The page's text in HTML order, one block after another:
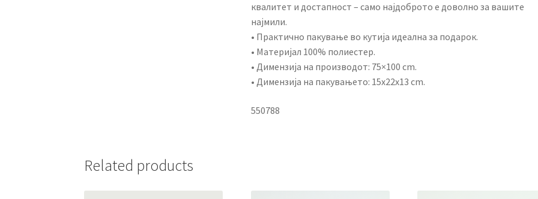
квалитет и достапност – само најдоброто е доволно за вашите
најмили.
• Практично пакување во кутија идеална за подарок.
• Материјал 100% полиестер.
• Димензија на производот: 75×100 cm.
• Димензија на пакувањето: 15x22x13 cm.
550788
Related products